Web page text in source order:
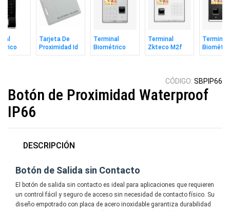
Tarjeta De
Proximidad Id
125khz Gruesa
Terminal
Biométrico
Zkteco M1
Terminal
Zkteco M2f
Pro-lr Vl Facial
Terminal
Zkteco
CÓDIGO: SBPIP66
Botón de Proximidad Waterproof
IP66
DESCRIPCIÓN
Botón de Salida sin Contacto
El botón de salida sin contacto es ideal para aplicaciones que requieren
un control fácil y seguro de acceso sin necesidad de contacto físico. Su
diseño empotrado con placa de acero inoxidable garantiza durabilidad